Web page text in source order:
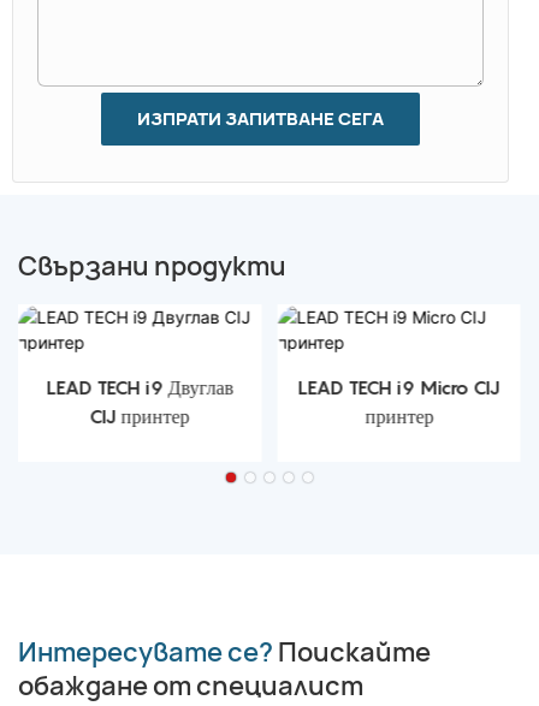
ИЗПРАТИ ЗАПИТВАНЕ СЕГА
Свързани продукти
LEAD TECH i9 Двуглав
CIJ принтер
LEAD TECH i9 Micro CIJ
принтер
Интересувате се? Поискайте
обаждане от специалист